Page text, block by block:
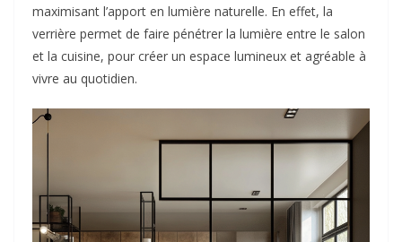
maximisant l’apport en lumière naturelle. En effet, la
verrière permet de faire pénétrer la lumière entre le salon
et la cuisine, pour créer un espace lumineux et agréable à
vivre au quotidien.